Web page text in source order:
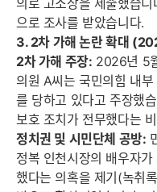
으로 조사를 받았습니다.
3. 2차 가해 논란 확대
2차 가해 주장: 2026년 5
의원 A씨는 국민의힘 내
를 당하고 있다고 주장했
보호 조치가 전무했다는
정치권 및 시민단체 공방:
정복 인천시장의 배우자
했다는 의혹을 제기(녹취